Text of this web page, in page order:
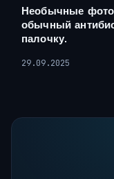
Необычные
обычный
палочку.
29.09.2025